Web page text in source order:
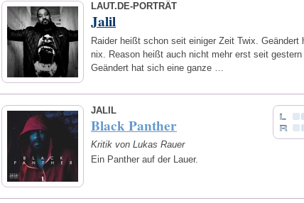
LAUT.DE-PORTRÄT
Jalil
Raider heißt schon seit einiger Zeit Twix. Geändert
nix. Reason heißt auch nicht mehr erst seit gestern
Geändert hat sich eine ganze …
JALIL
Black Panther
Kritik von Lukas Rauer
Ein Panther auf der Lauer.